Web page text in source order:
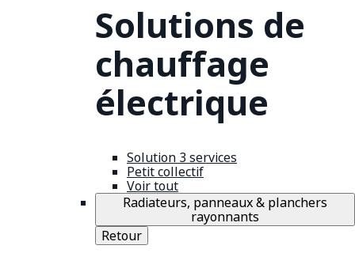
Solutions de
chauffage
électrique
Solution 3 services
Petit collectif
Voir tout
Radiateurs, panneaux & planchers
rayonnants
Retour